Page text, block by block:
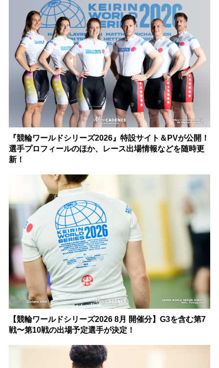
『競輪ワールドシリーズ2026』特設サイト＆PVが公開！
選手プロフィールのほか、レース出場情報などを随時更
新！
【競輪ワールドシリーズ2026 8月 開催分】G3を含む第7
戦〜第10戦の出場予定選手が決定！